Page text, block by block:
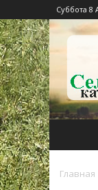
Суббота 8
Главная